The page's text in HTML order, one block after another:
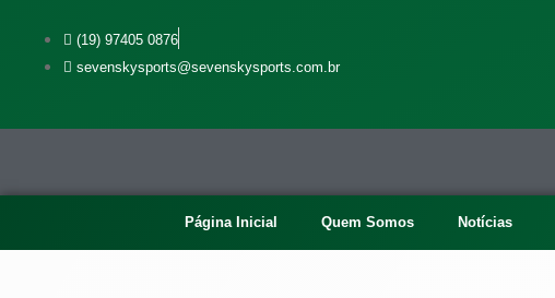
(19) 97405 0876
sevenskysports@sevenskysports.com.br
Página Inicial Quem Somos Notícias